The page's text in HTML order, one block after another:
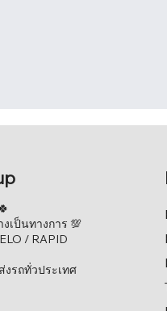
เป็นทางการ 💯
/ RAPID
รถทั่วประเทศ